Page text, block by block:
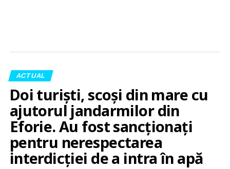
ACTUAL
Doi turiști, scoși din mare cu
ajutorul jandarmilor din
Eforie. Au fost sancționați
pentru nerespectarea
interdicției de a intra în apă